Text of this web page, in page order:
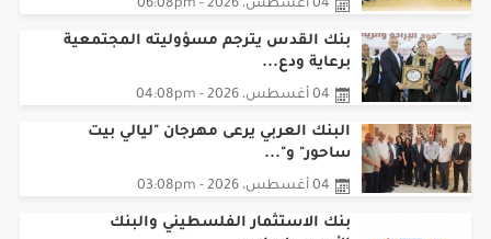
04 أغسطس، 2026 - 06:08pm
بنك القدس يترجم مسؤوليته المجتمعية
برعاية ودع...
04 أغسطس، 2026 - 04:08pm
البنك العربي يرعى مهرجان "ليالي بيت
ساحور" و"...
04 أغسطس، 2026 - 03:08pm
بنك الاستثمار الفلسطيني والبنك